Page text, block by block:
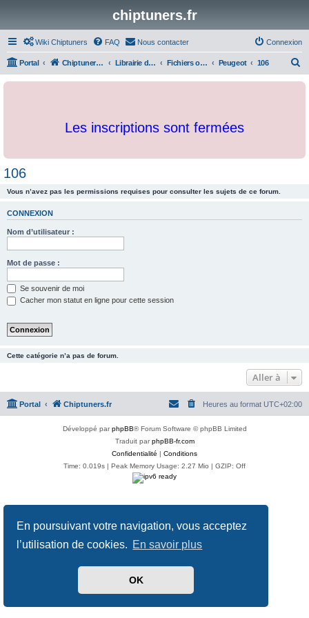
En poursuivant votre navigation, vous acceptez
l’utilisation de cookies. En savoir plus
OK
chiptuners.fr
Wiki Chiptuners FAQ Nous contacter Connexion
Portal Chiptuners.fr Librairie de documents et originaux Fichiers originaux Peugeot 106
c
Les inscriptions sont fermées
106
Vous n’avez pas les permissions requises pour consulter les sujets de ce forum.
CONNEXION
Nom d’utilisateur :
Mot de passe :
Se souvenir de moi
Cacher mon statut en ligne pour cette session
Cette catégorie n’a pas de forum.
Aller à
Portal Chiptuners.fr Heures au format UTC+02:00
Développé parphpBB® Forum Software © phpBB Limited
Traduit parphpBB-fr.com
Confidentialité | Conditions
Time: 0.019s | Peak Memory Usage: 2.27 Mio | GZIP: Off